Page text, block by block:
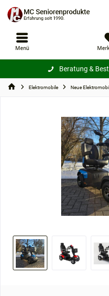
Beratung &
Menü
Elektromobile Neue